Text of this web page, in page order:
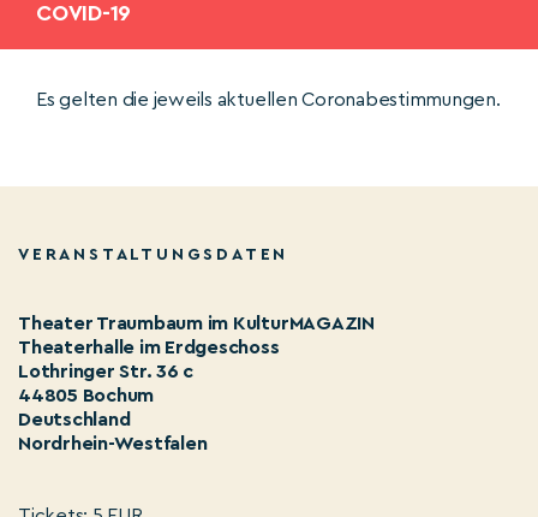
COVID-19
Es gelten die jeweils aktuellen Coronabestimmungen.
VERANSTALTUNGSDATEN
Theater Traumbaum im KulturMAGAZIN
Theaterhalle im Erdgeschoss
Lothringer Str. 36 c
44805 Bochum
Deutschland
Nordrhein-Westfalen